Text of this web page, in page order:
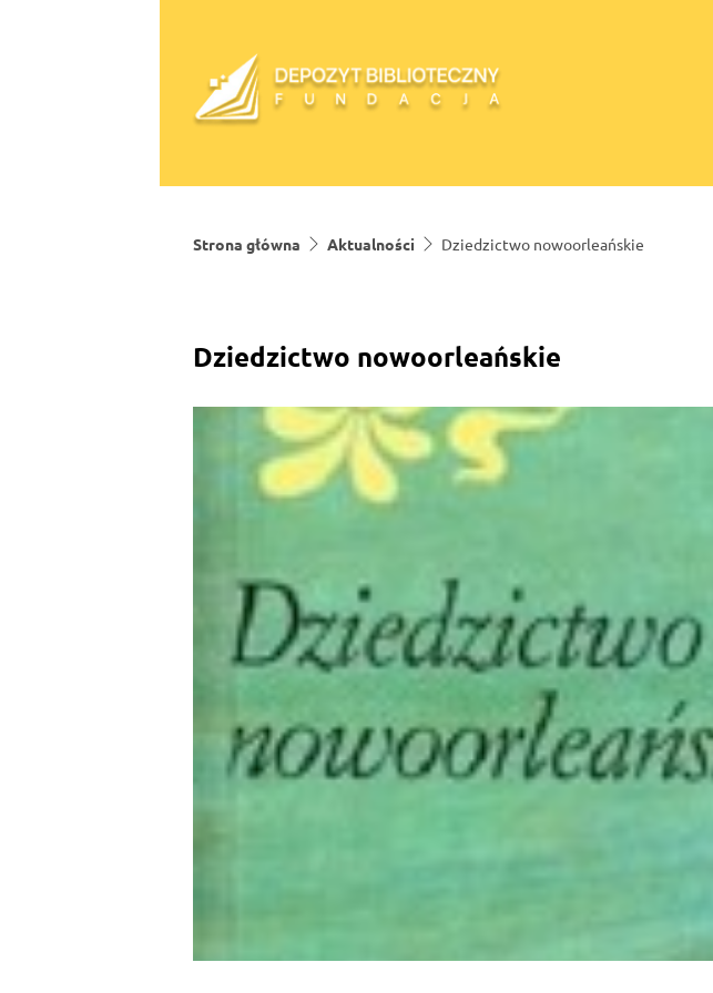
Strona główna Aktualności Dziedzictwo nowoorleańskie
Dziedzictwo nowoorleańskie